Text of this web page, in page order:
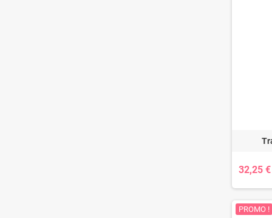
32,25 €
PROMO !